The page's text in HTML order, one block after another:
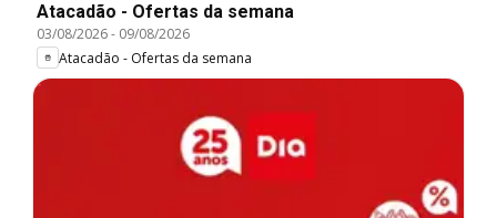
Atacadão - Ofertas da semana
03/08/2026- 09/08/2026
Atacadão - Ofertas da semana